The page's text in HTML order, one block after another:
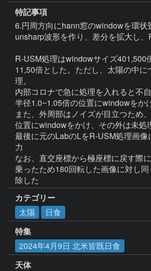
特記事項
6.円周方向にhann窓のwindowを環状
unsharp波形を作り、差分を拡大し
R-USM処理はwindowサイズ401,500
11,50倍とした。ただし、太陽の中に
理。
内部コロナで急に処理を入れると不自
半径1.0~1.05倍の位置にwindowをか
また、外周部はノイズが目立つため
位置にwindowをかけ、その外は未処
最後に元のLabのLをR-USM処理画像
力
なお、直交座標から極座標に戻す際
乗ったため180回転した画像に対し
除した
カテゴリー
太陽
日食
特集
2024年4月9日 北米皆既日食
天体